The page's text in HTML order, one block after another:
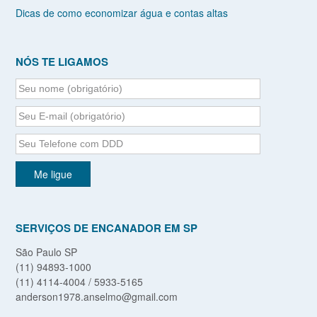
Dicas de como economizar água e contas altas
NÓS TE LIGAMOS
SERVIÇOS DE ENCANADOR EM SP
São Paulo SP
(11) 94893-1000
(11) 4114-4004 / 5933-5165
anderson1978.anselmo@gmail.com